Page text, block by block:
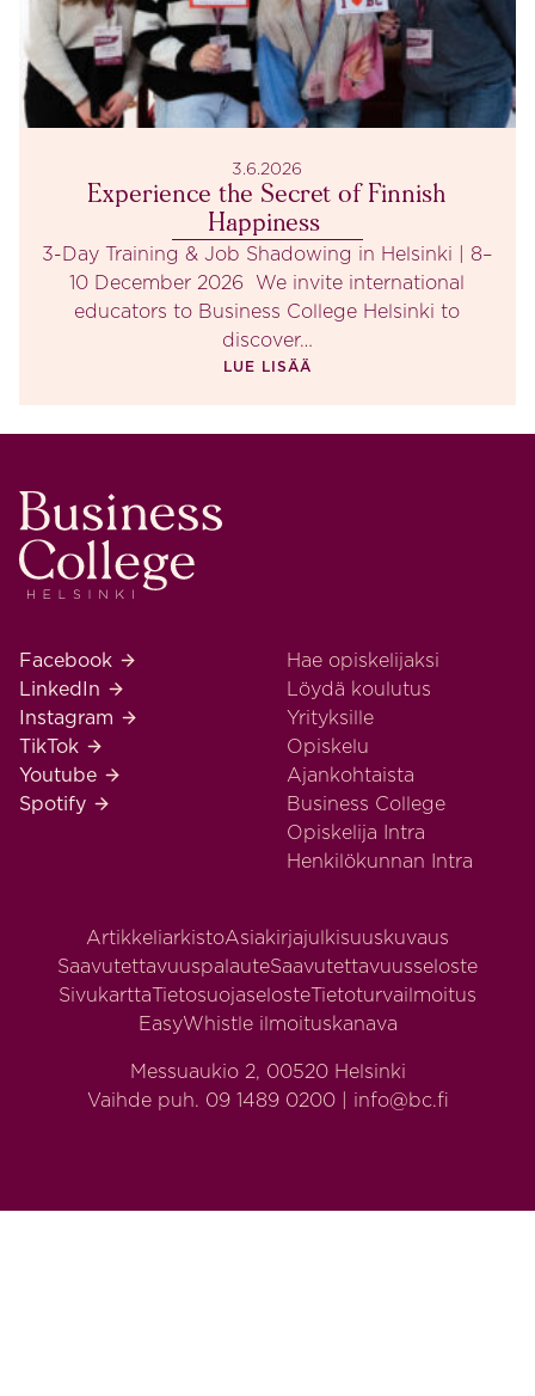
3.6.2026
Experience the Secret of Finnish
Happiness
3-Day Training & Job Shadowing in Helsinki | 8–
10 December 2026 We invite international
educators to Business College Helsinki to
discover…
LUE LISÄÄ
Business College Helsinki
Business College Helsinki Facebook
Facebook
Business College Helsinki LinkedIn
LinkedIn
Business College Helsinki Instagram
Instagram
Business College Helsinki TikTok
TikTok
Business College Helsinki Youtube
Youtube
Business College Helsinki Spotify
Spotify
Hae opiskelijaksi
Löydä koulutus
Yrityksille
Opiskelu
Ajankohtaista
Business College
Opiskelija Intra
Henkilökunnan Intra
ArtikkeliarkistoAsiakirjajulkisuuskuvaus
SaavutettavuuspalauteSaavutettavuusseloste
SivukarttaTietosuojaselosteTietoturvailmoitus
EasyWhistle ilmoituskanava
Messuaukio 2, 00520 Helsinki
Vaihde puh. 09 1489 0200 | info@bc.fi